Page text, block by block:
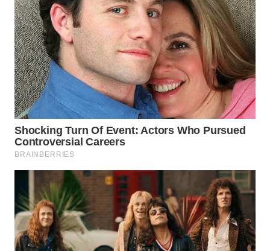
WAHANA
ADVOKAT
WAHANA
INFRASTRUKTUR
WAHANA
KONSUMEN
WAHANA
LISTRIK
WAHANA
TRAVEL
WAHANA
TV